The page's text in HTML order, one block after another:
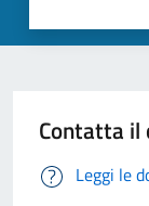
Contatta il
Leggi le